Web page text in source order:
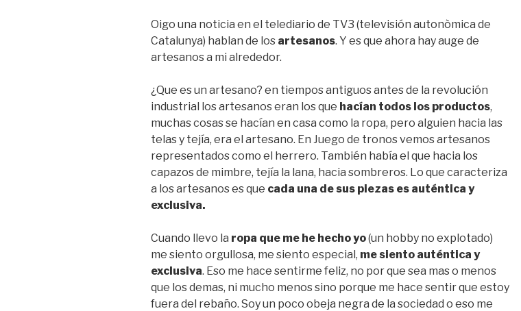
Oigo una noticia en el telediario de TV3 (televisión autonòmica de
Catalunya) hablan de los artesanos. Y es que ahora hay auge de
artesanos a mi alrededor.
¿Que es un artesano? en tiempos antiguos antes de la revolución
industrial los artesanos eran los que hacían todos los productos,
muchas cosas se hacían en casa como la ropa, pero alguien hacia las
telas y tejía, era el artesano. En Juego de tronos vemos artesanos
representados como el herrero. También había el que hacia los
capazos de mimbre, tejía la lana, hacia sombreros. Lo que caracteriza
a los artesanos es que cada una de sus piezas es auténtica y
exclusiva.
Cuando llevo la ropa que me he hecho yo(un hobby no explotado)
me siento orgullosa, me siento especial, me siento auténtica y
exclusiva. Eso me hace sentirme feliz, no por que sea mas o menos
que los demas, ni mucho menos sino porque me hace sentir que estoy
fuera del rebaño. Soy un poco obeja negra de la sociedad o eso me